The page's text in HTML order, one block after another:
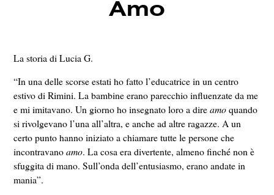
Amo
La storia di Lucia G.
“In una delle scorse estati ho fatto l’educatrice in un centro
estivo di Rimini. La bambine erano parecchio influenzate da me
e mi imitavano. Un giorno ho insegnato loro a direamoquando
si rivolgevano l’una all’altra, e anche ad altre ragazze. A un
certo punto hanno iniziato a chiamare tutte le persone che
incontravanoamo. La cosa era divertente, almeno finché non è
sfuggita di mano. Sull’onda dell’entusiasmo, erano andate in
mania”.